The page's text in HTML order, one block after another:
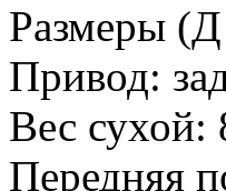
Размеры
Привод:
Вес сухой:
Передняя